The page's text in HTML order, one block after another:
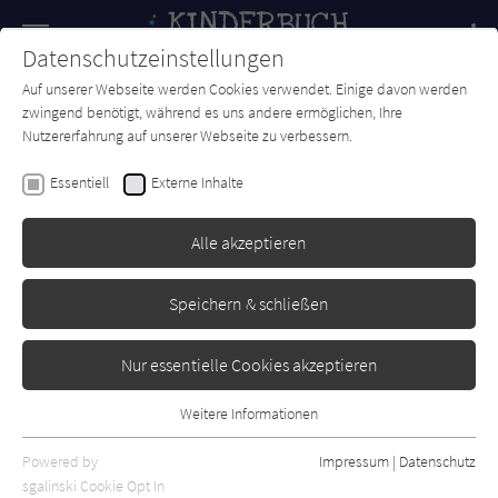
SUCHE Forum Charts Newsletter
Suzanne Lang
Jim ist mies drauf
Erschienen: Juli 2022 Bibliogr. Angaben
Datenschutzeinstellungen
Auf unserer Webseite werden Cookies verwendet. Einige davon werden
zwingend benötigt, während es uns andere ermöglichen, Ihre
Nutzererfahrung auf unserer Webseite zu verbessern.
Essentiell Externe Inhalte
Alle akzeptieren
Speichern & schließen
Nur essentielle Cookies akzeptieren
Essentielle Cookies werden für grundlegende Funktionen der
Webseite benötigt. Dadurch ist gewährleistet, dass die Webseite
Weitere Informationen
Powered by
sgalinski Cookie Opt In
Impressum | Datenschutz